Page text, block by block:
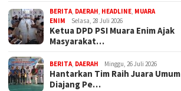
BERITA, DAERAH, HEADLINE, MUARA
ENIM
Selasa, 28 Juli 2026
Ketua DPD PSI Muara Enim Ajak
Masyarakat…
BERITA, DAERAH Minggu, 26 Juli 2026
Hantarkan Tim Raih Juara Umum
Diajang Pe…